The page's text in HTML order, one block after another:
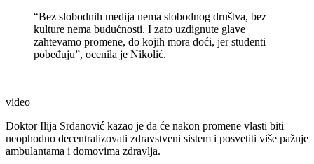
“Bez slobodnih medija nema slobodnog društva, bez
kulture nema budućnosti. I zato uzdignute glave
zahtevamo promene, do kojih mora doći, jer studenti
pobeđuju”, ocenila je Nikolić.
video
Doktor Ilija Srdanović kazao je da će nakon promene vlasti biti
neophodno decentralizovati zdravstveni sistem i posvetiti više pažnje
ambulantama i domovima zdravlja.